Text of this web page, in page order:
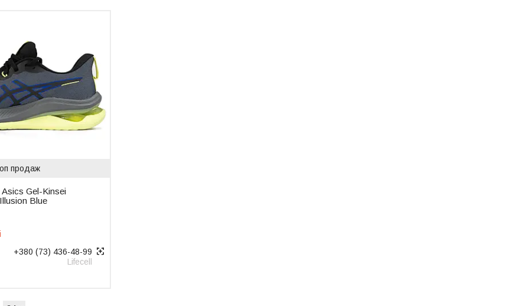
продаж
Asics Gel-Kinsei
Blue
+380 (73) 436-48-99
Lifecell